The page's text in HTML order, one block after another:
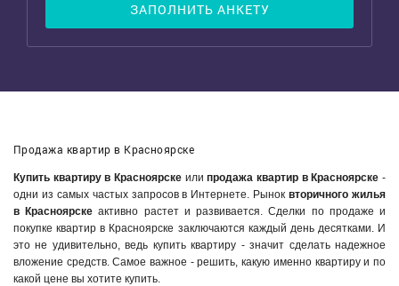
ЗАПОЛНИТЬ АНКЕТУ
Продажа квартир в Красноярске
Купить квартиру в Красноярске илипродажа квартир в Красноярске -
одни из самых частых запросов в Интернете. Рыноквторичного жилья
в Красноярске активно растет и развивается. Сделки по продаже и
покупке квартир в Красноярске заключаются каждый день десятками. И
это не удивительно, ведь купить квартиру - значит сделать надежное
вложение средств. Самое важное - решить, какую именно квартиру и по
какой цене вы хотите купить.